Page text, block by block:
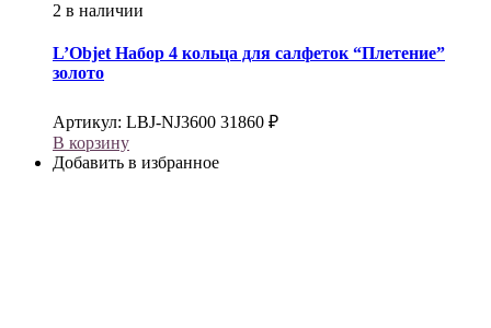
2 в наличии
L’ObjetНабор 4 кольца для салфеток “Плетение”
золото
Артикул: LBJ-NJ3600 31860 ₽
В корзину
Добавить в избранное